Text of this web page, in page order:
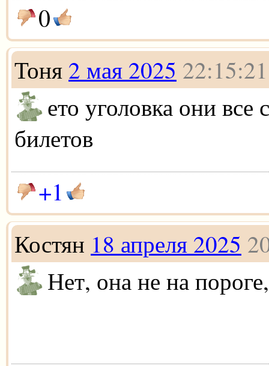
0
Тоня 2 мая 2025 22:15:21
ето уголовка они все
билетов
+1
Костян 18 апреля 2025
Нет, она не на